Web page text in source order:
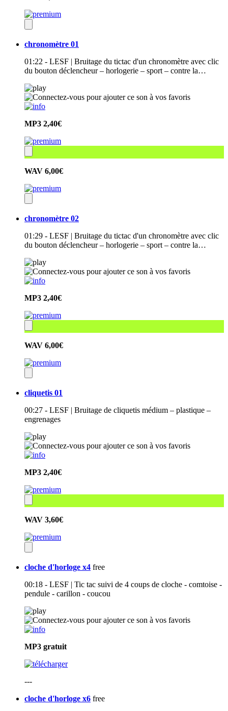
chronomètre 01
01:22 - LESF | Bruitage du tictac d'un chronomètre avec clic
du bouton déclencheur – horlogerie – sport – contre la…
MP3 2,40€
WAV 6,00€
chronomètre 02
01:29 - LESF | Bruitage du tictac d'un chronomètre avec clic
du bouton déclencheur – horlogerie – sport – contre la…
MP3 2,40€
WAV 6,00€
cliquetis 01
00:27 - LESF | Bruitage de cliquetis médium – plastique –
engrenages
MP3 2,40€
WAV 3,60€
cloche d'horloge x4 free
00:18 - LESF | Tic tac suivi de 4 coups de cloche - comtoise -
pendule - carillon - coucou
MP3 gratuit
---
cloche d'horloge x6 free